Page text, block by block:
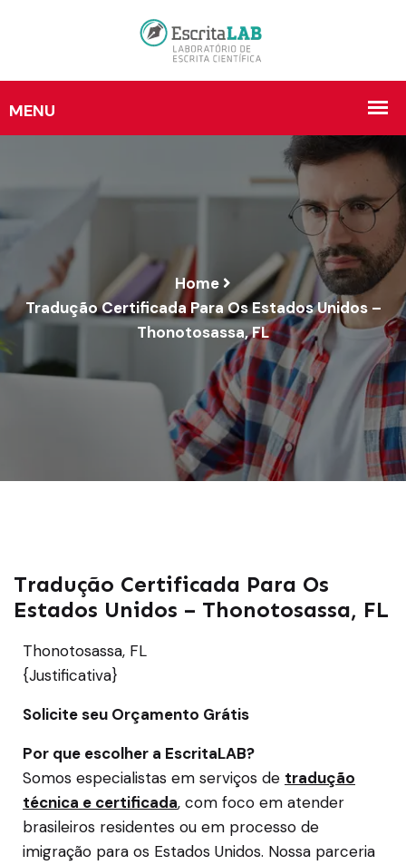
Home
Tradução Certificada Para Os Estados Unidos –
Thonotosassa, FL
Tradução Certificada Para Os
Estados Unidos – Thonotosassa, FL
Thonotosassa, FL
{Justificativa}
Solicite seu Orçamento Grátis
Por que escolher a EscritaLAB?
Somos especialistas em serviços de tradução
técnica e certificada, com foco em atender
brasileiros residentes ou em processo de
imigração para os Estados Unidos. Nossa parceria